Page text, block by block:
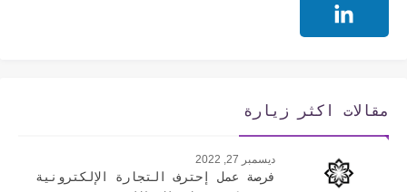
مقالات اكثر زيارة
ديسمبر 27, 2022
فرصة عمل إحترف التجارة الإلكترونية